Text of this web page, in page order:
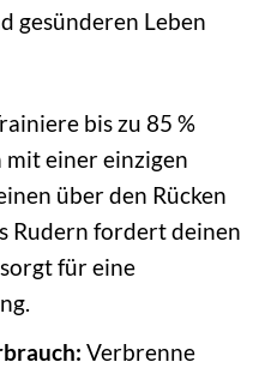
gesünderen Leben
bis zu 85 %
einer einzigen
über den Rücken
Rudern fordert deinen
für eine
Verbrenne